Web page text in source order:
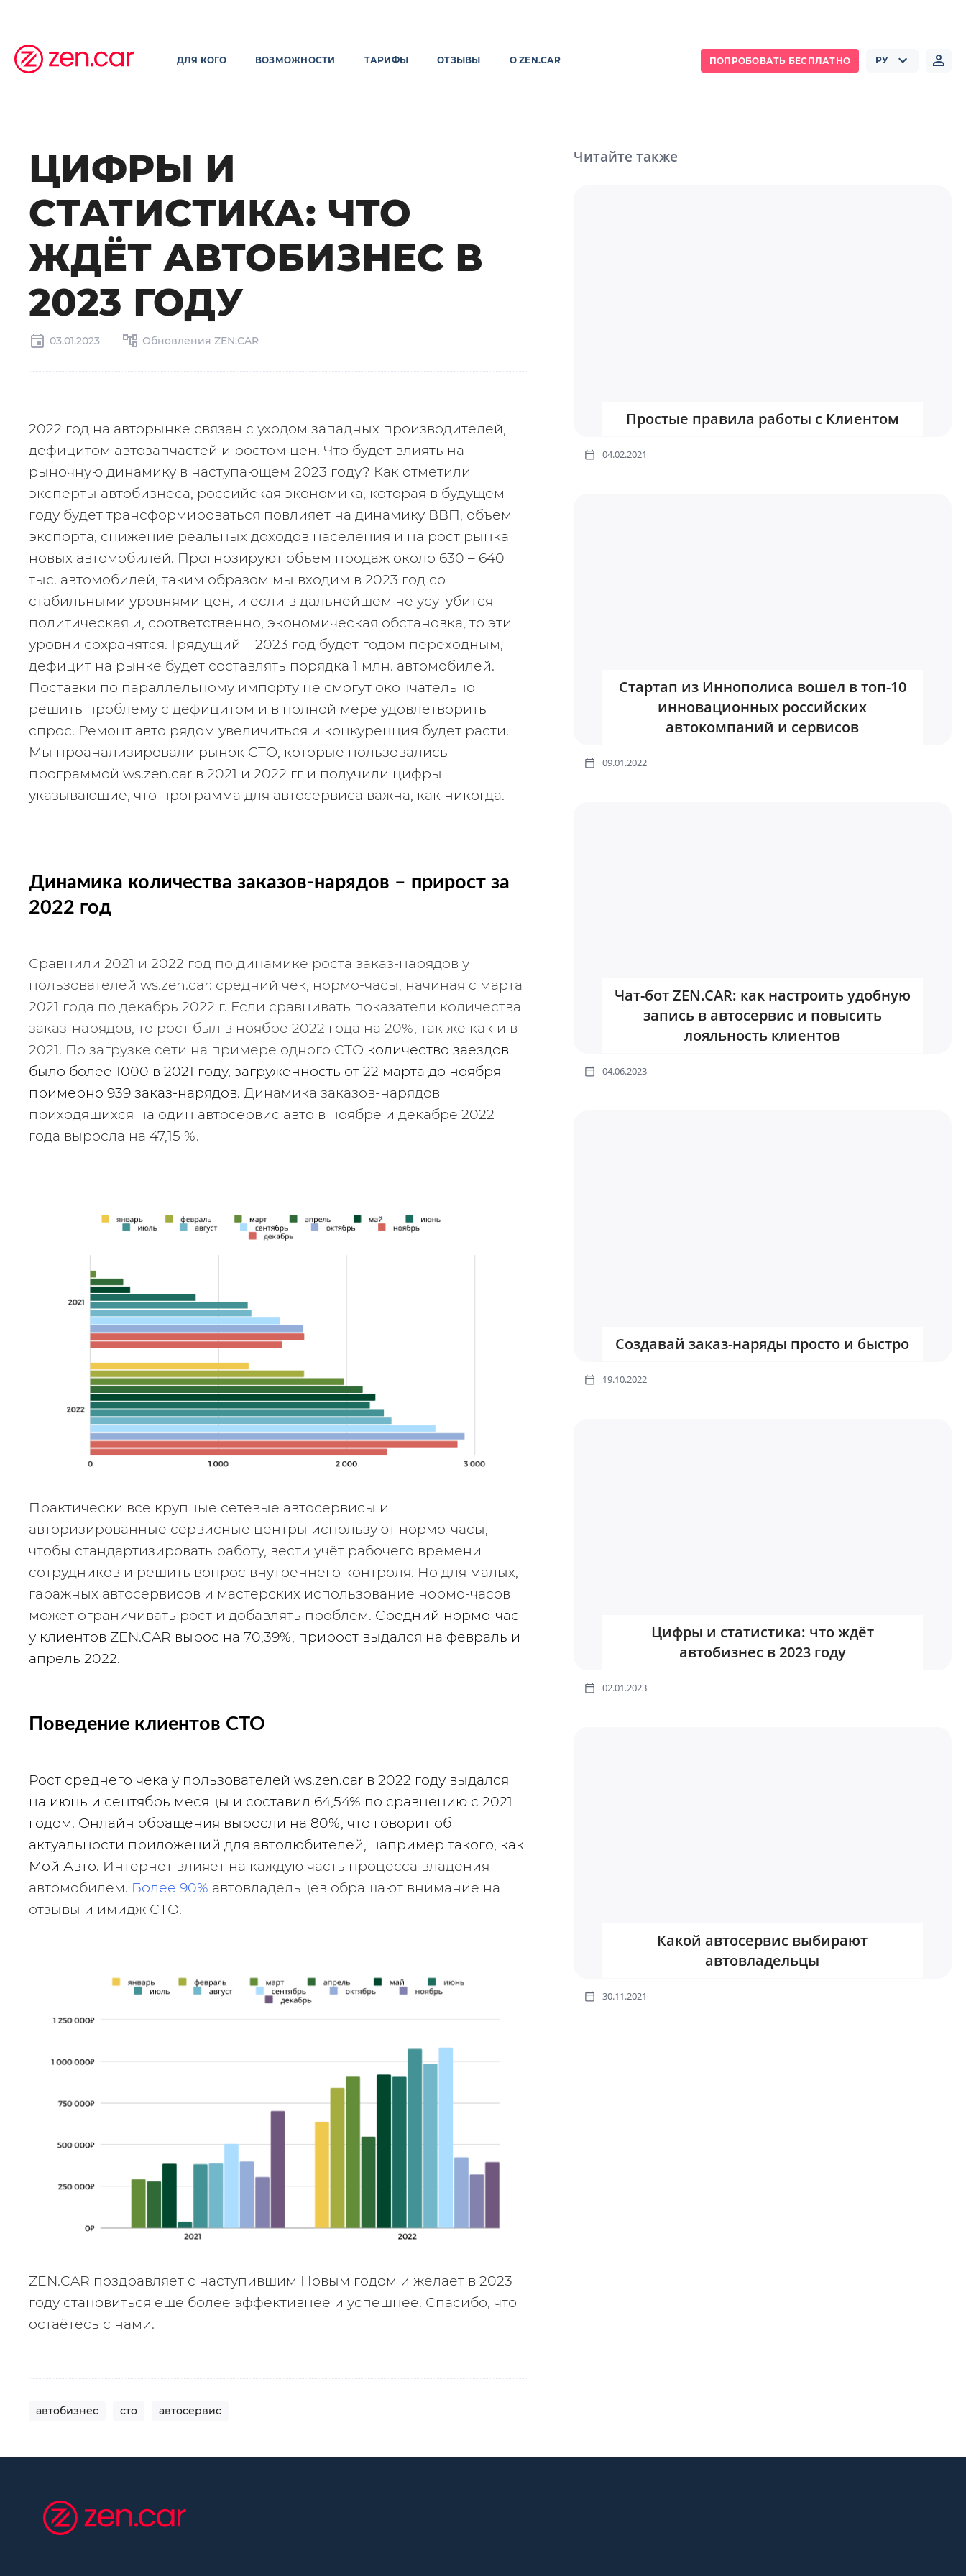
ДЛЯ КОГО ВОЗМОЖНОСТИ ТАРИФЫ ОТЗЫВЫ О ZEN.CAR ПОПРОБОВАТЬ БЕСПЛАТНО РУ
ЦИФРЫ И
СТАТИСТИКА: ЧТО
ЖДЁТ АВТОБИЗНЕС В
2023 ГОДУ
03.01.2023 Обновления ZEN.CAR
2022 год на авторынке связан с уходом западных производителей,
дефицитом автозапчастей и ростом цен. Что будет влиять на
рыночную динамику в наступающем 2023 году? Как отметили
эксперты автобизнеса, российская экономика, которая в будущем
году будет трансформироваться повлияет на динамику ВВП, объем
экспорта, снижение реальных доходов населения и на рост рынка
новых автомобилей. Прогнозируют объем продаж около 630 – 640
тыс. автомобилей, таким образом мы входим в 2023 год со
стабильными уровнями цен, и если в дальнейшем не усугубится
политическая и, соответственно, экономическая обстановка, то эти
уровни сохранятся. Грядущий – 2023 год будет годом переходным,
дефицит на рынке будет составлять порядка 1 млн. автомобилей.
Поставки по параллельному импорту не смогут окончательно
решить проблему с дефицитом и в полной мере удовлетворить
спрос. Ремонт авто рядом увеличиться и конкуренция будет расти.
Мы проанализировали рынок СТО, которые пользовались
программой ws.zen.car в 2021 и 2022 гг и получили цифры
указывающие, что программа для автосервиса важна, как никогда.
Динамика количества заказов-нарядов – прирост за
2022 год
Сравнили 2021 и 2022 год по динамике роста заказ-нарядов у
пользователей ws.zen.car: средний чек, нормо-часы, начиная с марта
2021 года по декабрь 2022 г. Если сравнивать показатели количества
заказ-нарядов, то рост был в ноябре 2022 года на 20%, так же как и в
2021. По загрузке сети на примере одного СТО количество заездов
было более 1000 в 2021 году, загруженность от 22 марта до ноября
примерно 939 заказ-нарядов. Динамика заказов-нарядов
приходящихся на один автосервис авто в ноябре и декабре 2022
года выросла на 47,15 %.
Практически все крупные сетевые автосервисы и
авторизированные сервисные центры используют нормо-часы,
чтобы стандартизировать работу, вести учёт рабочего времени
сотрудников и решить вопрос внутреннего контроля. Но для малых,
гаражных автосервисов и мастерских использование нормо-часов
может ограничивать рост и добавлять проблем. Средний нормо-час
у клиентов ZEN.CAR вырос на 70,39%, прирост выдался на февраль и
апрель 2022.
Поведение клиентов СТО
Рост среднего чека у пользователей ws.zen.car в 2022 году выдался
на июнь и сентябрь месяцы и составил 64,54% по сравнению с 2021
годом. Онлайн обращения выросли на 80%, что говорит об
Мой Авто. Интернет влияет на каждую часть процесса владения
автомобилем. Более 90% автовладельцев обращают внимание на
отзывы и имидж СТО.
ZEN.CAR поздравляет с наступившим Новым годом и желает в 2023
году становиться еще более эффективнее и успешнее. Спасибо, что
остаётесь с нами.
автобизнес сто автосервис
Читайте также
Простые правила работы с Клиентом
04.02.2021
Стартап из Иннополиса вошел в топ-10
инновационных российских
автокомпаний и сервисов
09.01.2022
Чат-бот ZEN.CAR: как настроить удобную
запись в автосервис и повысить
лояльность клиентов
04.06.2023
Создавай заказ-наряды просто и быстро
19.10.2022
Цифры и статистика: что ждёт
автобизнес в 2023 году
02.01.2023
Какой автосервис выбирают
автовладельцы
30.11.2021